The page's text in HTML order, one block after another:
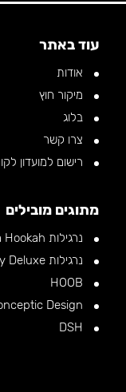
עוד באתר
אודות
מיקור חוץ
בלוג
צרו קשר
רישום למועדון
מתוגים מובילים
נרגילות Alpha Hookah
נרגילות Amy Deluxe